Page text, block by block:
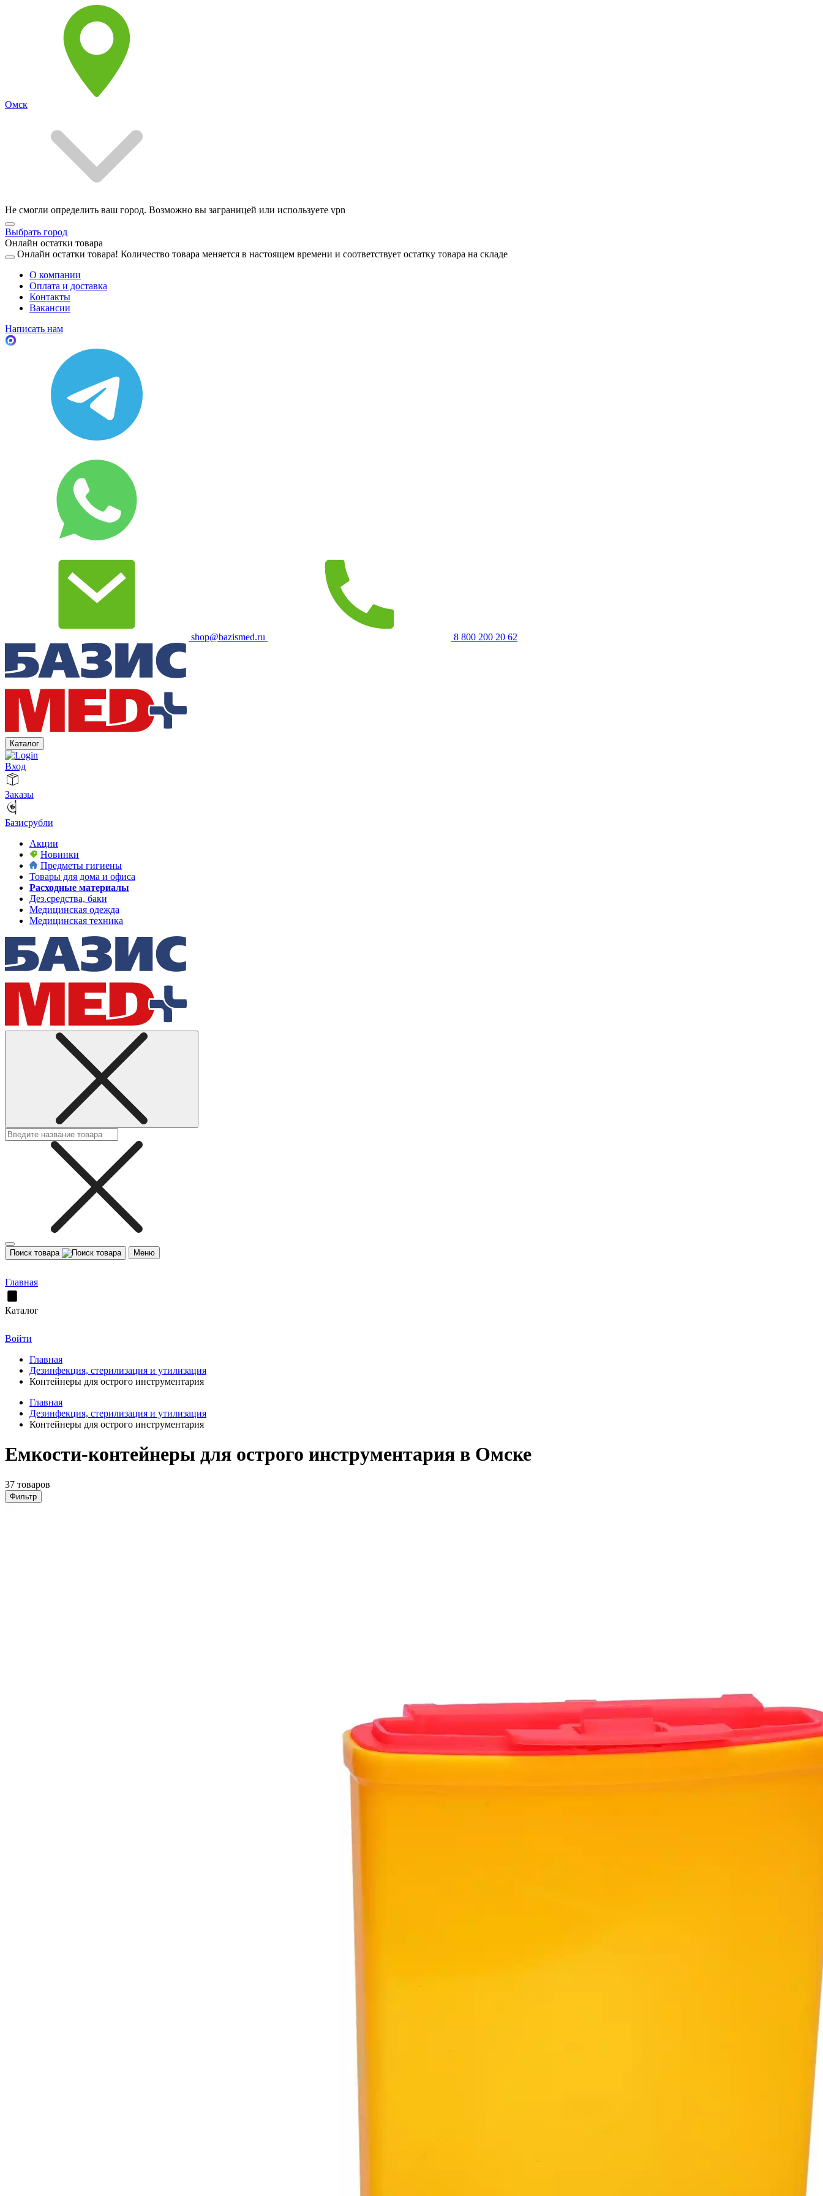
Омск
Не смогли определить ваш город. Возможно вы заграницей или используете vpn
Выбрать город
Онлайн остатки товара
Онлайн остатки товара! Количество товара меняется в настоящем времени и соответствует остатку товара на складе
О компании
Оплата и доставка
Контакты
Вакансии
Написать нам
shop@bazismed.ru 8 800 200 20 62
Каталог
Вход
Заказы
Базисрубли
Акции
Новинки
Предметы гигиены
Товары для дома и офиса
Расходные материалы
Дез.средства, баки
Медицинская одежда
Медицинская техника
Поиск товара Меню
Главная
Каталог
Войти
Главная
Дезинфекция, стерилизация и утилизация
Контейнеры для острого инструментария
Главная
Дезинфекция, стерилизация и утилизация
Контейнеры для острого инструментария
Емкости-контейнеры для острого инструментария в Омске
37 товаров
Фильтр